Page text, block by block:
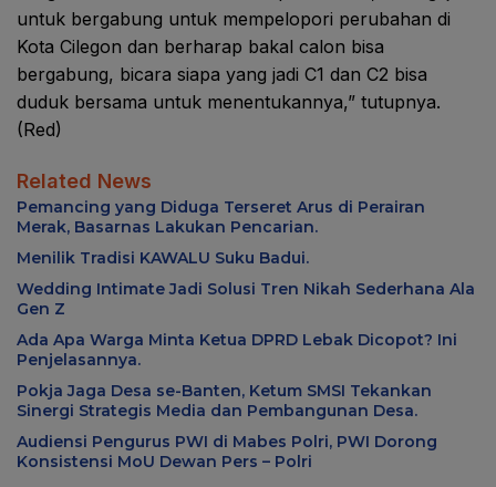
untuk bergabung untuk mempelopori perubahan di
Kota Cilegon dan berharap bakal calon bisa
bergabung, bicara siapa yang jadi C1 dan C2 bisa
duduk bersama untuk menentukannya,” tutupnya.
(Red)
Related News
Pemancing yang Diduga Terseret Arus di Perairan
Merak, Basarnas Lakukan Pencarian.
Menilik Tradisi KAWALU Suku Badui.
Wedding Intimate Jadi Solusi Tren Nikah Sederhana Ala
Gen Z
Ada Apa Warga Minta Ketua DPRD Lebak Dicopot? Ini
Penjelasannya.
Pokja Jaga Desa se-Banten, Ketum SMSI Tekankan
Sinergi Strategis Media dan Pembangunan Desa.
Audiensi Pengurus PWI di Mabes Polri, PWI Dorong
Konsistensi MoU Dewan Pers – Polri